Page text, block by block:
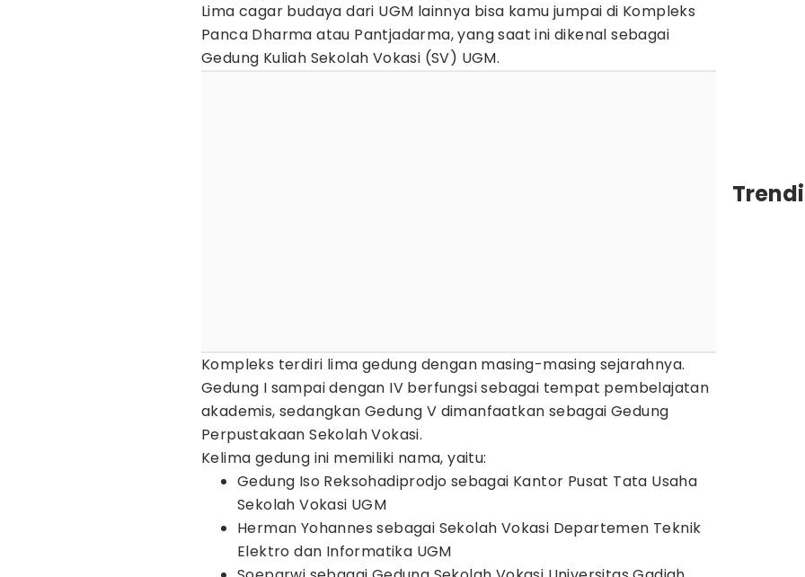
Lima cagar budaya dari UGM lainnya bisa kamu jumpai di Kompleks
Panca Dharma atau Pantjadarma, yang saat ini dikenal sebagai
Gedung Kuliah Sekolah Vokasi (SV) UGM.
Kompleks terdiri lima gedung dengan masing-masing sejarahnya.
Gedung I sampai dengan IV berfungsi sebagai tempat pembelajatan
akademis, sedangkan Gedung V dimanfaatkan sebagai Gedung
Perpustakaan Sekolah Vokasi.
Kelima gedung ini memiliki nama, yaitu:
Gedung Iso Reksohadiprodjo sebagai Kantor Pusat Tata Usaha
Sekolah Vokasi UGM
Herman Yohannes sebagai Sekolah Vokasi Departemen Teknik
Elektro dan Informatika UGM